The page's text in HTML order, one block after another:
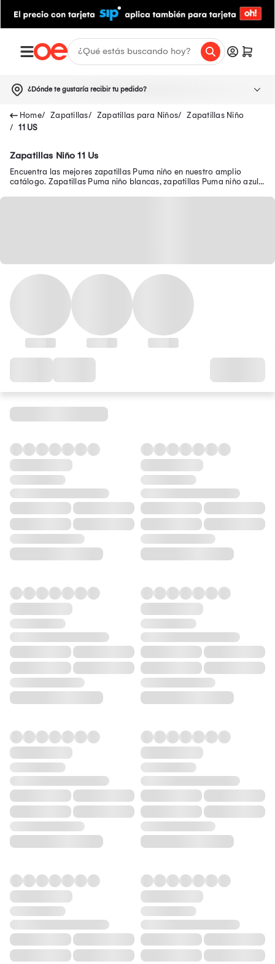
¿Dónde te gustaría recibir tu pedido?
Zapatillas Zapatillas para Niños
Zapatillas Niño
11 US
Zapatillas Niño 11 Us
Encuentra las mejores zapatillas Puma niño en nuestro amplio
catálogo. Zapatillas Puma niño blancas, zapatillas Puma niño azul y